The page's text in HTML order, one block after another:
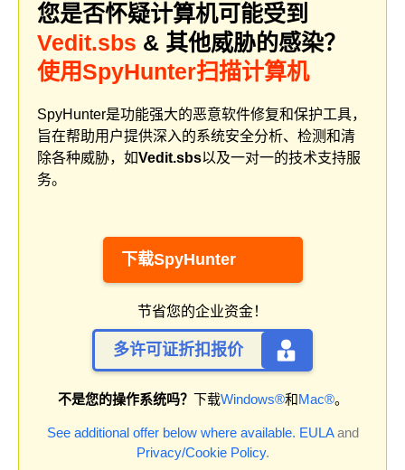
您是否怀疑计算机可能受到
Vedit.sbs & 其他威胁的感染？
使用SpyHunter扫描计算机
SpyHunter是功能强大的恶意软件修复和保护工具，
旨在帮助用户提供深入的系统安全分析、检测和清
除各种威胁，如Vedit.sbs以及一对一的技术支持服
务。
下载SpyHunter
节省您的企业资金！
多许可证折扣报价
不是您的操作系统吗？ 下载Windows®和Mac®。
See additional offer below where available. EULAand
Privacy/Cookie Policy.